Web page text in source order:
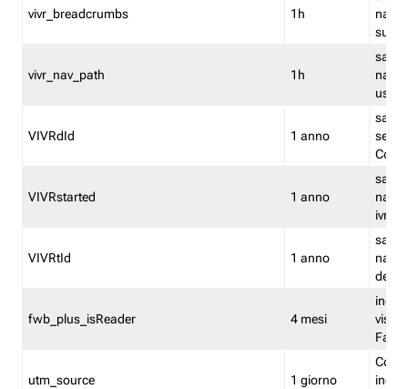
vivr_breadcrumbs 1h
su
vivr_nav_path 1h
salva
VIVRdId 1 anno
salva
Convy
VIVRstarted 1 anno
salva
ivr
VIVRtId 1 anno
salva
del
fwb_plus_isReader 4 mesi
utm_source 1 giorno